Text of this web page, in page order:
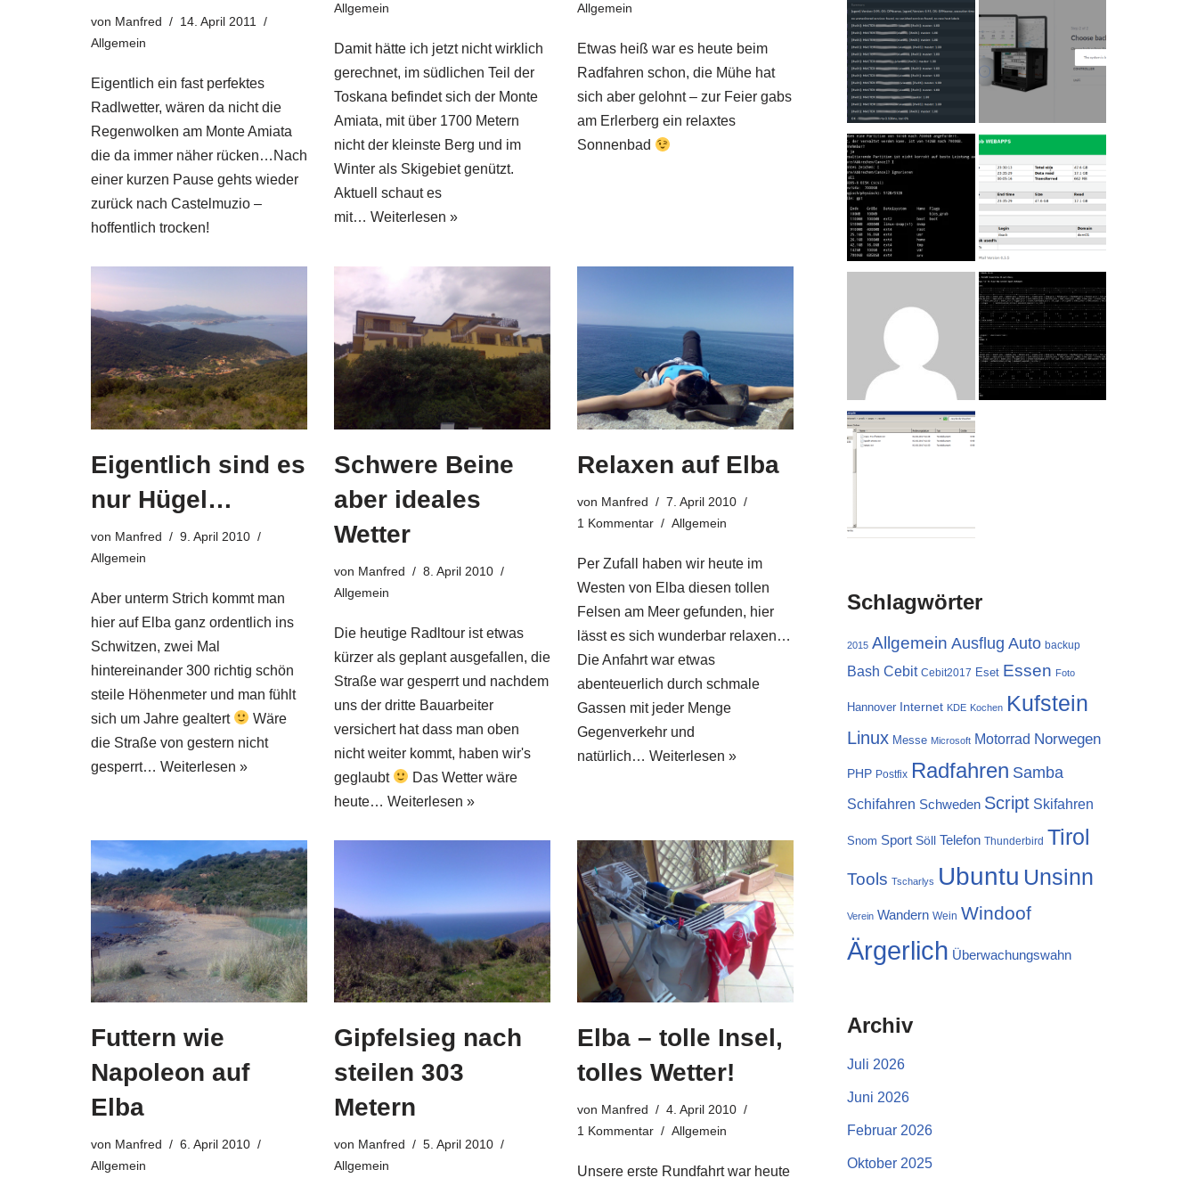
von Manfred
14. April 2011
Allgemein
Eigentlich ein fast perfektes
Radlwetter, wären da nicht die
Regenwolken am Monte Amiata
die da immer näher rücken…Nach
einer kurzen Pause gehts wieder
zurück nach Castelmuzio –
hoffentlich trocken!
Allgemein
Damit hätte ich jetzt nicht wirklich
gerechnet, im südlichen Teil der
Toskana befindet sich der Monte
Amiata, mit über 1700 Metern
nicht der kleinste Berg und im
Winter als Skigebiet genützt.
Aktuell schaut es
mit… Weiterlesen »
Allgemein
Etwas heiß war es heute beim
Radfahren schon, die Mühe hat
sich aber gelohnt – zur Feier gabs
am Erlerberg ein relaxtes
Sonnenbad
Eigentlich sind es
nur Hügel…
von Manfred
9. April 2010
Allgemein
Aber unterm Strich kommt man
hier auf Elba ganz ordentlich ins
Schwitzen, zwei Mal
hintereinander 300 richtig schön
steile Höhenmeter und man fühlt
sich um Jahre gealtert
Wäre
die Straße von gestern nicht
gesperrt… Weiterlesen »
Schwere Beine
aber ideales
Wetter
von Manfred
8. April 2010
Allgemein
Die heutige Radltour ist etwas
kürzer als geplant ausgefallen, die
Straße war gesperrt und nachdem
uns der dritte Bauarbeiter
versichert hat dass man oben
nicht weiter kommt, haben wir's
geglaubt
Das Wetter wäre
heute… Weiterlesen »
Relaxen auf Elba
von Manfred
7. April 2010
1 Kommentar
Allgemein
Per Zufall haben wir heute im
Westen von Elba diesen tollen
Felsen am Meer gefunden, hier
lässt es sich wunderbar relaxen…
Die Anfahrt war etwas
abenteuerlich durch schmale
Gassen mit jeder Menge
Gegenverkehr und
natürlich… Weiterlesen »
Futtern wie
Napoleon auf
Elba
von Manfred
6. April 2010
Allgemein
Gipfelsieg nach
steilen 303
Metern
von Manfred
5. April 2010
Allgemein
Elba – tolle Insel,
tolles Wetter!
von Manfred
4. April 2010
1 Kommentar
Allgemein
Unsere erste Rundfahrt war heute
Schlagwörter
2015 Allgemein Ausflug Auto backup
Bash Cebit Cebit2017 Eset Essen Foto
Hannover Internet KDE Kochen Kufstein
Linux Messe Microsoft Motorrad Norwegen
PHP Postfix Radfahren Samba
Schifahren Schweden Script Skifahren
Snom Sport Söll Telefon Thunderbird Tirol
Tools Tscharlys Ubuntu Unsinn
Verein Wandern Wein Windoof
Ärgerlich Überwachungswahn
Archiv
Juli 2026
Juni 2026
Februar 2026
Oktober 2025